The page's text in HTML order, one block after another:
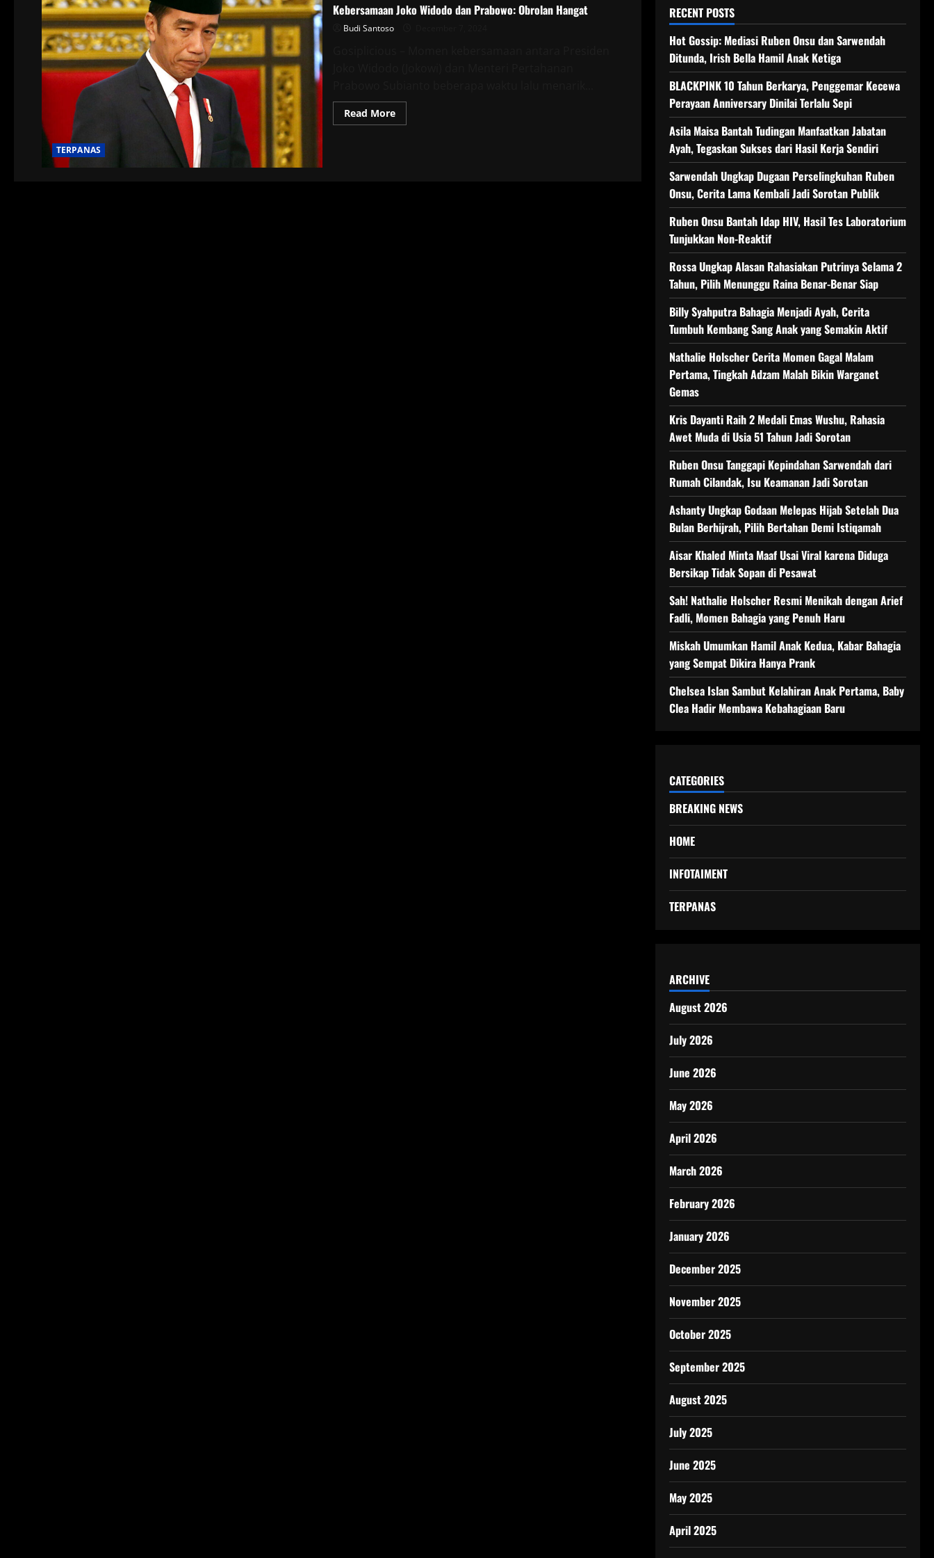
TERPANAS
Kebersamaan Joko Widodo dan Prabowo: Obrolan Hangat
Budi Santoso
Read MoreRead
more
RECENT POSTS
Hot Gossip: Mediasi Ruben Onsu dan Sarwendah
Ditunda, Irish Bella Hamil Anak Ketiga
BLACKPINK 10 Tahun Berkarya, Penggemar Kecewa
Perayaan Anniversary Dinilai Terlalu Sepi
Asila Maisa Bantah Tudingan Manfaatkan Jabatan
Ayah, Tegaskan Sukses dari Hasil Kerja Sendiri
Sarwendah Ungkap Dugaan Perselingkuhan Ruben
Onsu, Cerita Lama Kembali Jadi Sorotan Publik
Ruben Onsu Bantah Idap HIV, Hasil Tes Laboratorium
Tunjukkan Non-Reaktif
Rossa Ungkap Alasan Rahasiakan Putrinya Selama 2
Tahun, Pilih Menunggu Raina Benar-Benar Siap
Billy Syahputra Bahagia Menjadi Ayah, Cerita
Tumbuh Kembang Sang Anak yang Semakin Aktif
Nathalie Holscher Cerita Momen Gagal Malam
Pertama, Tingkah Adzam Malah Bikin Warganet
Gemas
Kris Dayanti Raih 2 Medali Emas Wushu, Rahasia
Awet Muda di Usia 51 Tahun Jadi Sorotan
Ruben Onsu Tanggapi Kepindahan Sarwendah dari
Rumah Cilandak, Isu Keamanan Jadi Sorotan
Ashanty Ungkap Godaan Melepas Hijab Setelah Dua
Bulan Berhijrah, Pilih Bertahan Demi Istiqamah
Aisar Khaled Minta Maaf Usai Viral karena Diduga
Bersikap Tidak Sopan di Pesawat
Sah! Nathalie Holscher Resmi Menikah dengan Arief
Fadli, Momen Bahagia yang Penuh Haru
Miskah Umumkan Hamil Anak Kedua, Kabar Bahagia
yang Sempat Dikira Hanya Prank
Chelsea Islan Sambut Kelahiran Anak Pertama, Baby
Clea Hadir Membawa Kebahagiaan Baru
CATEGORIES
BREAKING NEWS
HOME
INFOTAIMENT
TERPANAS
ARCHIVE
August 2026
July 2026
June 2026
May 2026
April 2026
March 2026
February 2026
January 2026
December 2025
November 2025
October 2025
September 2025
August 2025
July 2025
June 2025
May 2025
April 2025